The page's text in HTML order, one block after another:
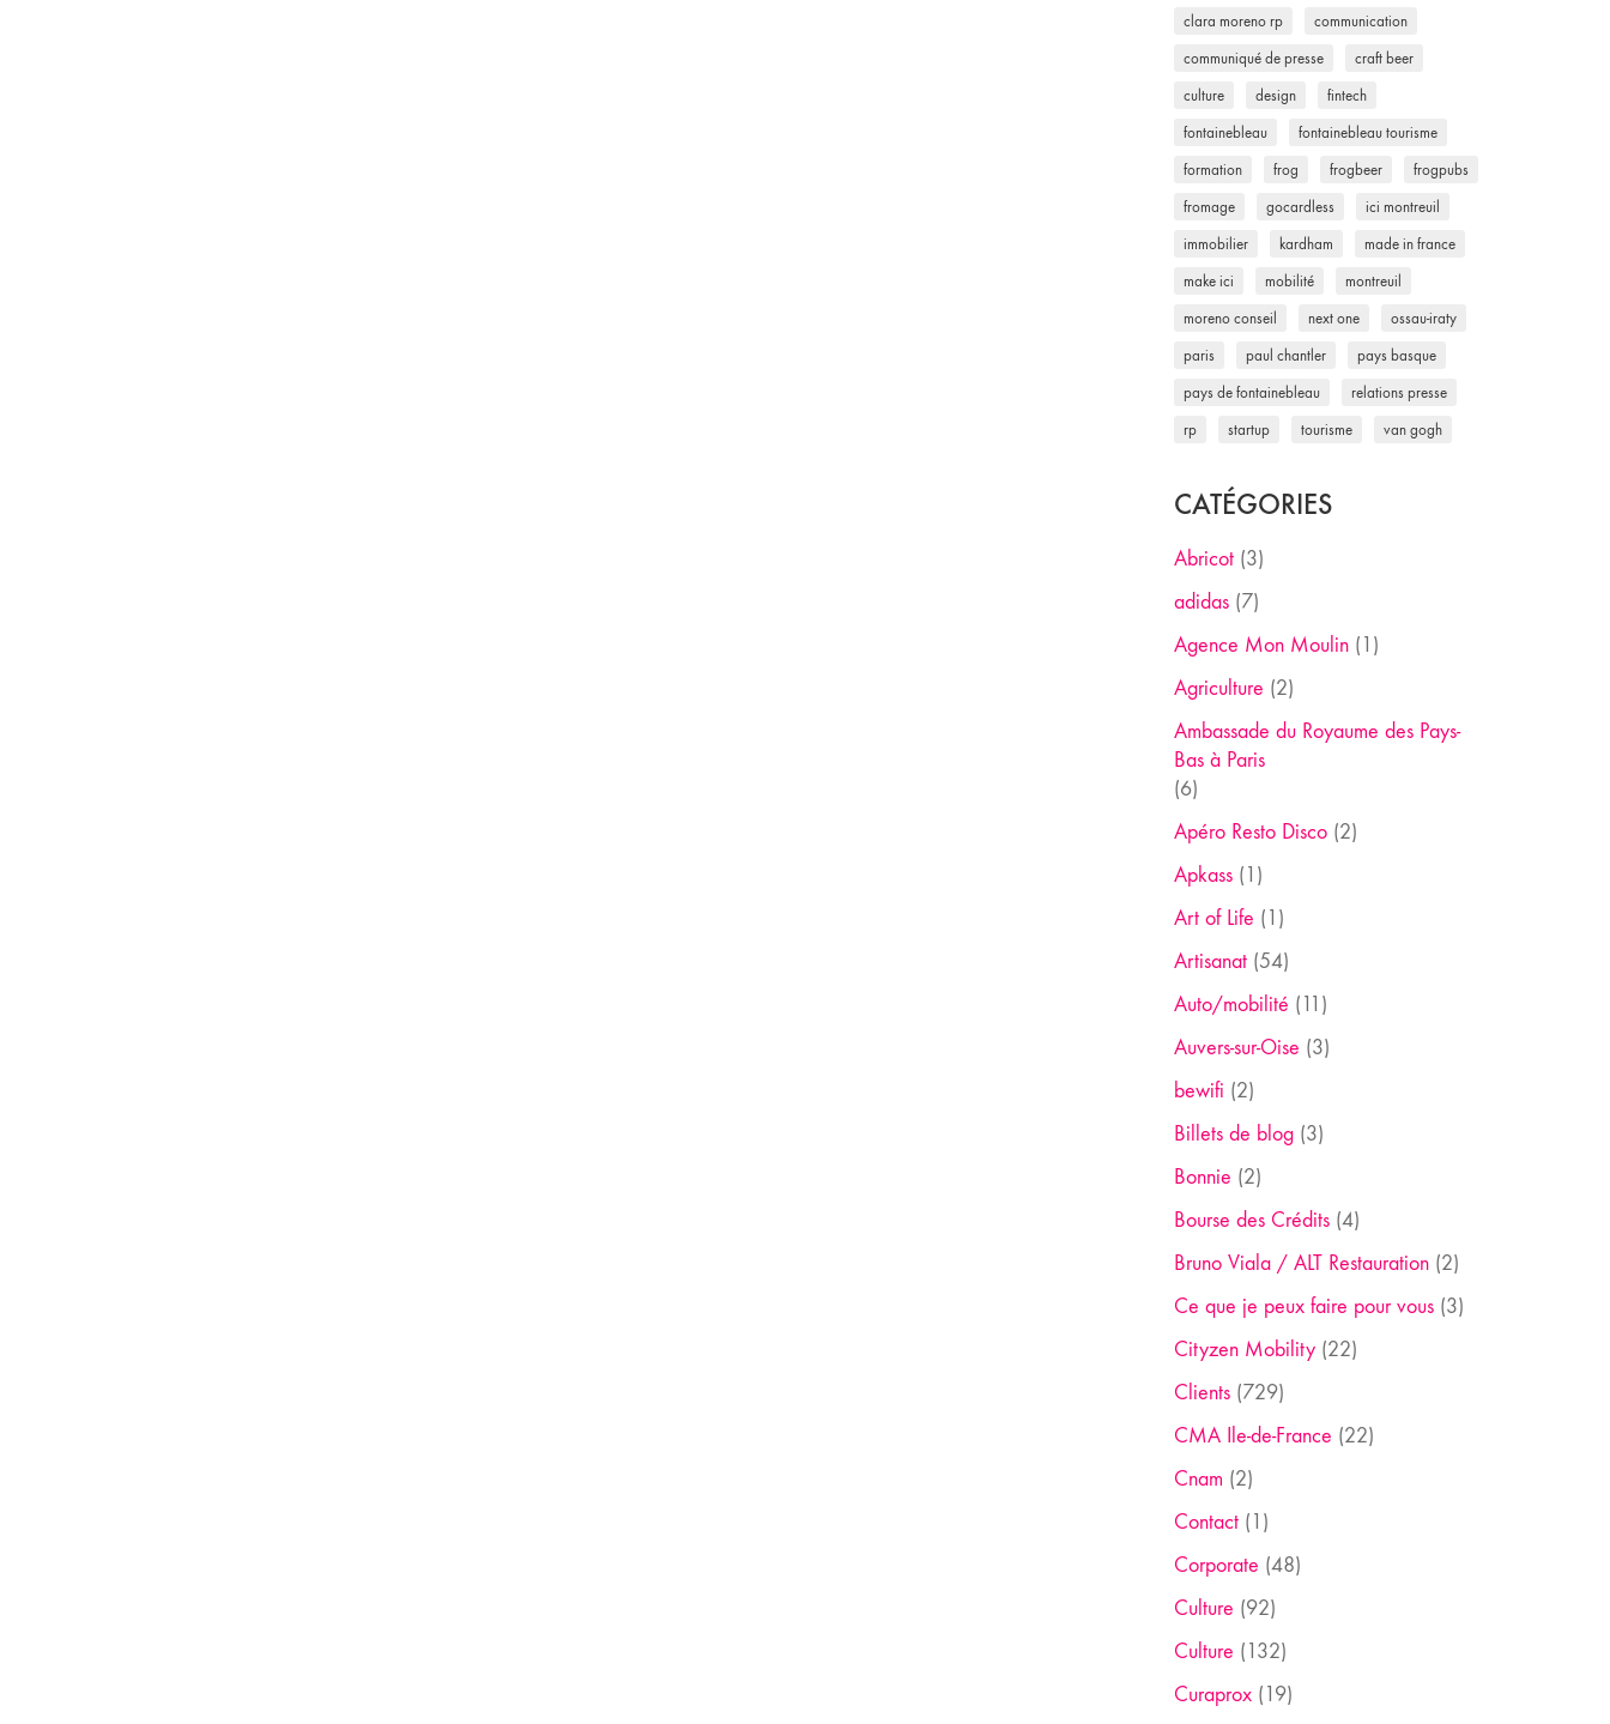
clara moreno rp communication
communiqué de presse craft beer
culture design fintech
fontainebleau fontainebleau tourisme
formation frog frogbeer frogpubs
fromage gocardless ici montreuil
immobilier kardham made in france
make ici mobilité montreuil
moreno conseil next one ossau-iraty
paris paul chantler pays basque
pays de fontainebleau relations presse
rp startup tourisme van gogh
CATÉGORIES
Abricot(3)
adidas(7)
Agence Mon Moulin(1)
Agriculture (2)
Ambassade du Royaume des Pays-
Bas à Paris
(6)
Apéro Resto Disco(2)
Apkass(1)
Art of Life (1)
Artisanat(54)
Auto/mobilité (11)
Auvers-sur-Oise (3)
bewifi (2)
Billets de blog(3)
Bonnie (2)
Bourse des Crédits(4)
Bruno Viala / ALT Restauration(2)
Ce que je peux faire pour vous(3)
Cityzen Mobility(22)
Clients(729)
CMA Ile-de-France (22)
Cnam (2)
Contact(1)
Corporate (48)
Culture (92)
Culture (132)
Curaprox(19)